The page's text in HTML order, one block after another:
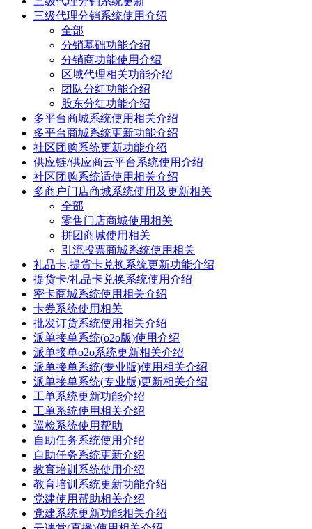
三级代理分销系统使用介绍
全部
分销基础功能介绍
分销商功能使用介绍
区域代理相关功能介绍
团队分红功能介绍
股东分红功能介绍
多平台商城系统使用相关介绍
多平台商城系统更新功能介绍
社区团购系统更新功能介绍
供应链/供应商云平台系统使用介绍
社区团购系统适使用相关介绍
多商户门店商城系统使用及更新相关
全部
零售门店商城使用相关
拼团商城使用相关
引流投票商城系统使用相关
礼品卡,提货卡兑换系统更新功能介绍
提货卡/礼品卡兑换系统使用介绍
密卡商城系统使用相关介绍
卡券系统使用相关
批发订货系统使用相关介绍
派单接单系统(o2o版)使用介绍
派单接单o2o系统更新相关介绍
派单接单系统(专业版)使用相关介绍
派单接单系统(专业版)更新相关介绍
工单系统更新功能介绍
工单系统使用相关介绍
巡检系统使用帮助
自助任务系统使用介绍
自助任务系统更新介绍
教育培训系统使用介绍
教育培训系统更新功能介绍
党建使用帮助相关介绍
党建系统更新功能相关介绍